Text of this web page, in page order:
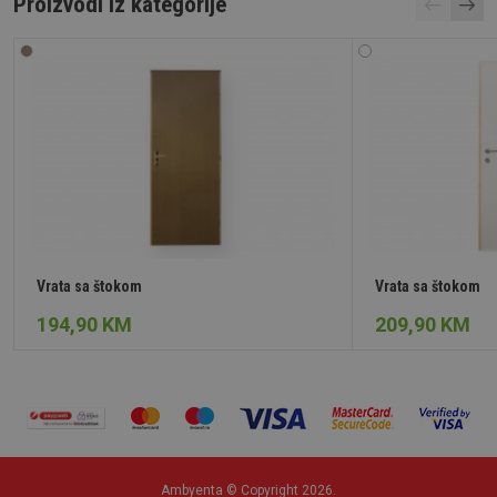
Vrata sa štokom
194,90 KM
Vrata sa štokom
209,90 KM
Ambyenta © Copyright 2026.